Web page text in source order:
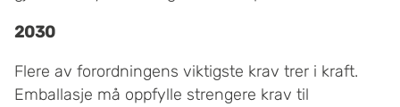
2030
Flere av forordningens viktigste krav trer i kraft.
Emballasje må oppfylle strengere krav til